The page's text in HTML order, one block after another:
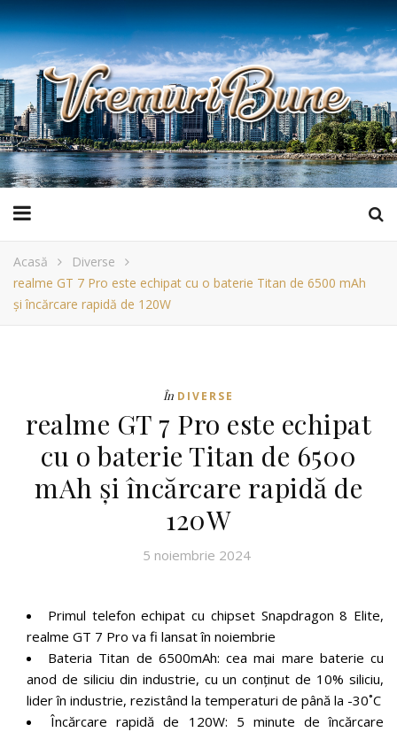
Acasă
Diverse
realme GT 7 Pro este echipat cu o baterie Titan de 6500 mAh
și încărcare rapidă de 120W
În DIVERSE
realme GT 7 Pro este echipat
cu o baterie Titan de 6500
mAh și încărcare rapidă de
120W
5 noiembrie 2024
Primul telefon echipat cu chipset Snapdragon 8 Elite,
realme GT 7 Pro va fi lansat în noiembrie
Bateria Titan de 6500mAh: cea mai mare baterie cu
anod de siliciu din industrie, cu un conținut de 10% siliciu,
lider în industrie, rezistând la temperaturi de până la -30˚C
Încărcare rapidă de 120W: 5 minute de încărcare